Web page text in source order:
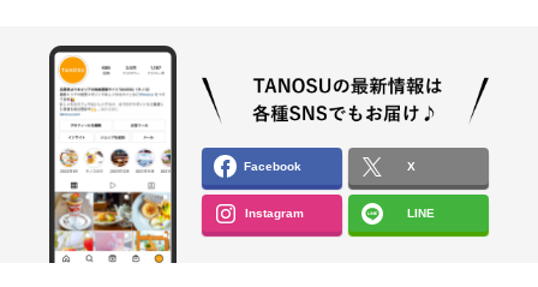
Facebook X
Instagram LINE